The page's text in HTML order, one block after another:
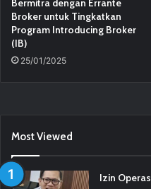
Bermitra dengan Errante
Broker untuk Tingkatkan
Program Introducing Broker
(IB)
25/01/2025
Most Viewed
Izin